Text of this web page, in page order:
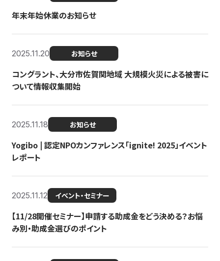
年末年始休業のお知らせ
2025.11.20 お知らせ
コングラント、大分市佐賀関地域 大規模火災による被害に
ついて情報収集開始
2025.11.18 お知らせ
Yogibo | 認定NPOカンファレンス「ignite! 2025」イベント
レポート
2025.11.12 イベント・セミナー
【11/28開催セミナー】申請する助成金をどう決める？お悩
み別・助成金選びのポイント